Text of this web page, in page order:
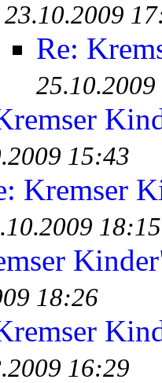
23.10.2009
Re:
15:43
Kremser
18:15
18:26
16:29